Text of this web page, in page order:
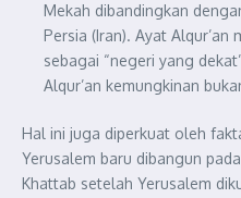
Mekah dibandingkan
Persia (Iran). Ayat Alqur’an
sebagai “negeri yang
Alqur’an kemungkinan
Hal ini juga diperkuat oleh
Yerusalem baru dibangun
Khattab setelah Yerusalem